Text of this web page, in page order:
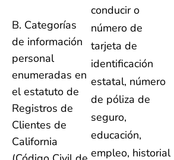
B. Categorías
de información
personal
enumeradas en
el estatuto de
Registros de
Clientes de
California
conducir o
número de
tarjeta de
identificación
estatal, número
de póliza de
seguro,
educación,
empleo, historial